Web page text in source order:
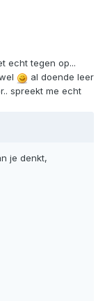
echt tegen op...
al doende leer
spreekt me echt
je denkt,